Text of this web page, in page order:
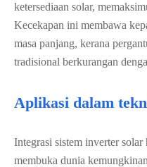
ketersediaan solar,
Kecekapan ini membawa
masa panjang, kerana
tradisional berkurangan
Aplikasi dalam
Integrasi sistem inverter
membuka dunia